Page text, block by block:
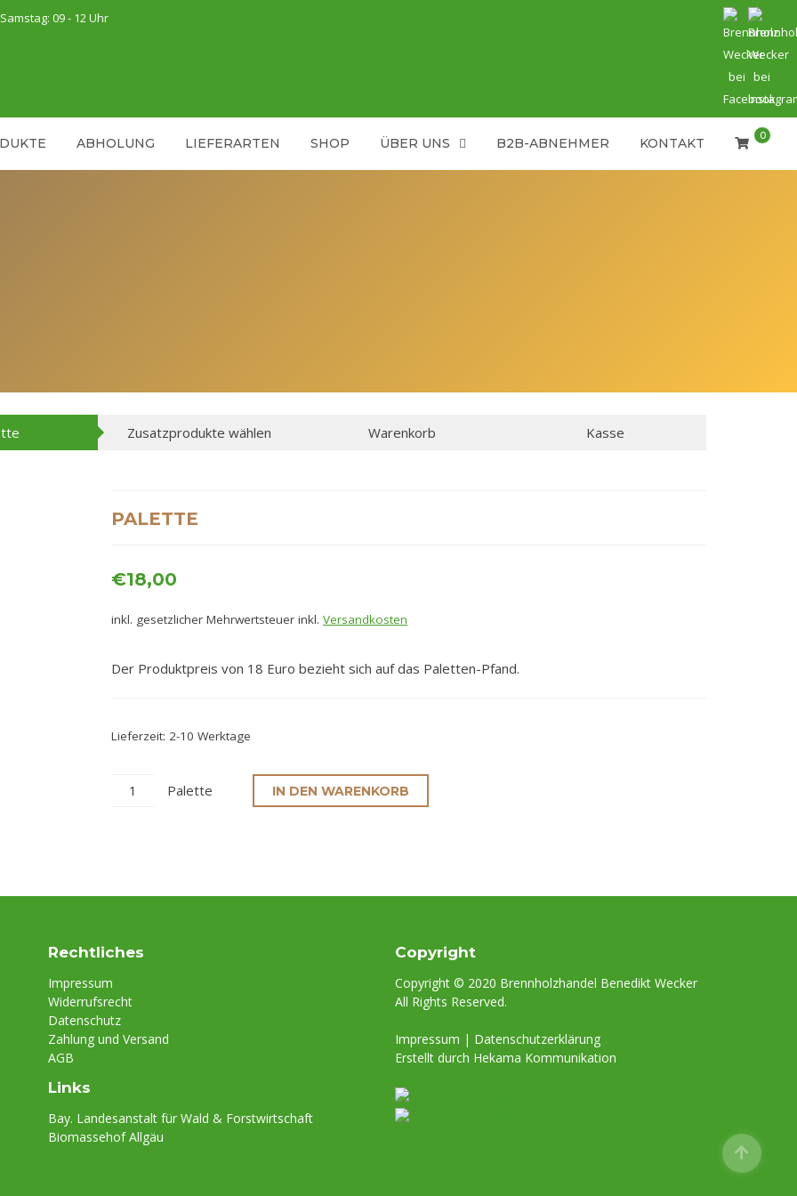
09 - 12 Uhr
ABHOLUNG LIEFERARTEN SHOP ÜBER UNS B2B-ABNEHMER KONTAKT 0
Zusatzprodukte wählen Warenkorb Kasse
PALETTE
€18,00
inkl. gesetzlicher Mehrwertsteuer inkl. Versandkosten
Der Produktpreis von 18 Euro bezieht sich auf das Paletten-Pfand.
Lieferzeit: 2-10 Werktage
Palette IN DEN WARENKORB
Rechtliches
Impressum
Widerrufsrecht
Datenschutz
Zahlung und Versand
AGB
Links
Bay. Landesanstalt für Wald & Forstwirtschaft
Biomassehof Allgäu
Copyright
Copyright © 2020 Brennholzhandel Benedikt Wecker
All Rights Reserved.
Impressum | Datenschutzerklärung
Erstellt durch Hekama Kommunikation